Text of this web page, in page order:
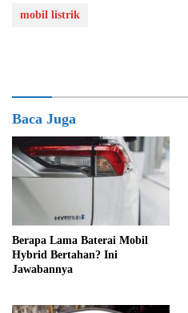
mobil listrik
Baca Juga
Berapa Lama Baterai Mobil
Hybrid Bertahan? Ini
Jawabannya